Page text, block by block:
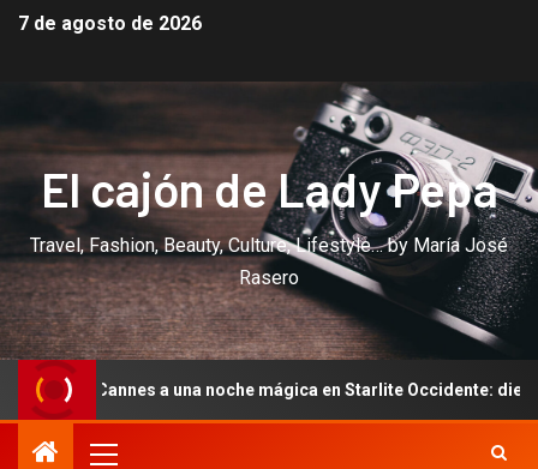
7 de agosto de 2026
El cajón de Lady Pepa
Travel, Fashion, Beauty, Culture, Lifestyle… by María José
Rasero
a una noche mágica en Starlite Occidente: diez años de amor